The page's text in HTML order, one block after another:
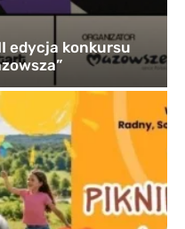
edycja konkursu